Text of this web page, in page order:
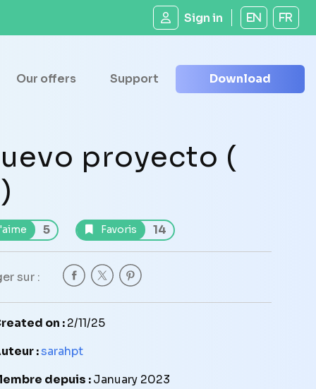
Sign in EN FR
Our offers Support Download
proyecto (
5 Favoris 14
sur :
on :2/11/25
:sarahpt
depuis :January 2023